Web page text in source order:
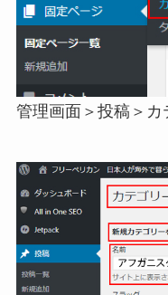
管理画面＞投稿＞カ